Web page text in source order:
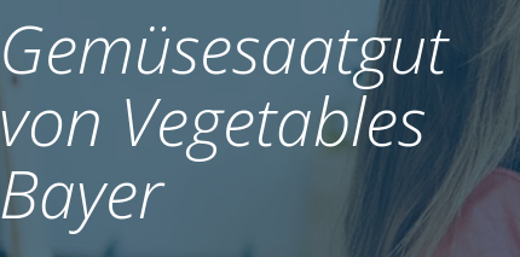
Gemüsesaatgut
von Vegetables
Bayer